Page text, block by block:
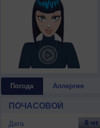
Погода Аллергия
ПОЧАСОВОЙ
Дата
6 чт